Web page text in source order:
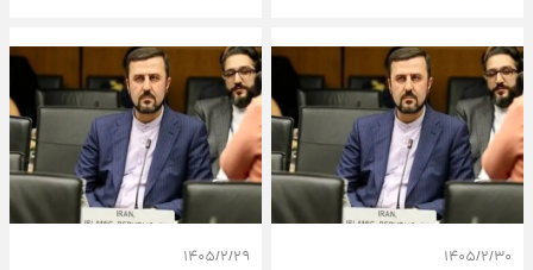
۱۴۰۵/۲/۳۰ ۱۴۰۵/۲/۲۹